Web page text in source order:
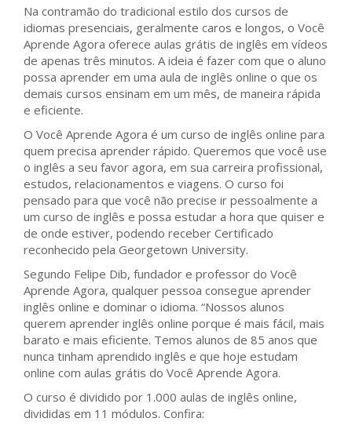
Na contramão do tradicional estilo dos cursos de
idiomas presenciais, geralmente caros e longos, o Você
Aprende Agora oferece aulas grátis de inglês em vídeos
de apenas três minutos. A ideia é fazer com que o aluno
possa aprender em uma aula de inglês online o que os
demais cursos ensinam em um mês, de maneira rápida
e eficiente.
O Você Aprende Agora é um curso de inglês online para
quem precisa aprender rápido. Queremos que você use
o inglês a seu favor agora, em sua carreira profissional,
estudos, relacionamentos e viagens. O curso foi
pensado para que você não precise ir pessoalmente a
um curso de inglês e possa estudar a hora que quiser e
de onde estiver, podendo receber Certificado
reconhecido pela Georgetown University.
Segundo Felipe Dib, fundador e professor do Você
Aprende Agora, qualquer pessoa consegue aprender
inglês online e dominar o idioma. “Nossos alunos
querem aprender inglês online porque é mais fácil, mais
barato e mais eficiente. Temos alunos de 85 anos que
nunca tinham aprendido inglês e que hoje estudam
online com aulas grátis do Você Aprende Agora.
O curso é dividido por 1.000 aulas de inglês online,
divididas em 11 módulos. Confira: